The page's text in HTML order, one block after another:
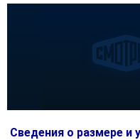
Сведения о размере и